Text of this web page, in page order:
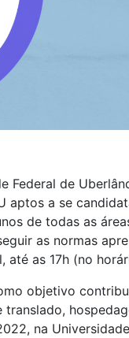
Federal de
aptos a se
de todas as
as normas
até as 17h (no
objetivo
na